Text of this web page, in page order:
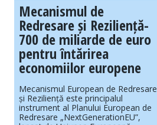
Mecanismul de
Redresare și Reziliență-
700 de miliarde de euro
pentru întărirea
economiilor europene
Mecanismul European de Redresare
și Reziliență este principalul
instrument al Planului European de
Redresare „NextGenerationEU”,